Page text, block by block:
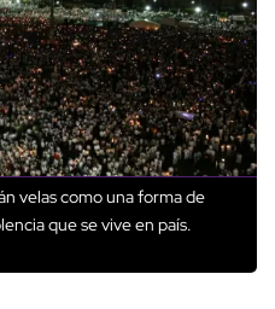
velas como una forma de
que se vive en país.